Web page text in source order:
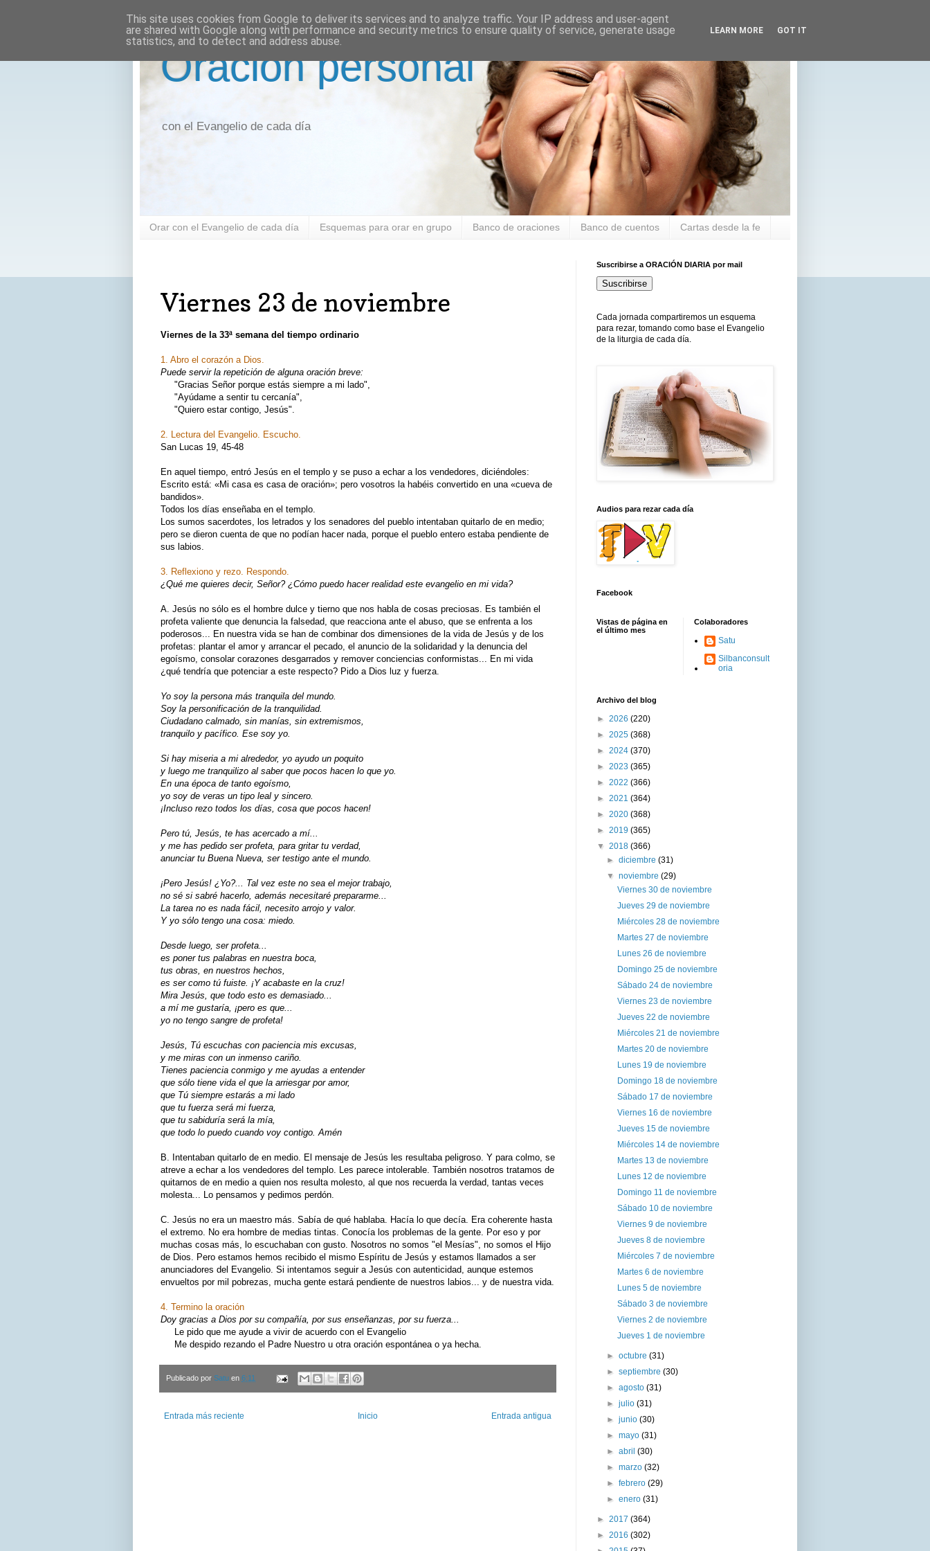
Oración personal
con el Evangelio de cada día
Orar con el Evangelio de cada día Esquemas para orar en grupo Banco de oraciones Banco de cuentos Cartas desde la fe
Viernes 23 de noviembre
Viernes de la 33ª semana del tiempo ordinario
1. Abro el corazón a Dios.
Puede servir la repetición de alguna oración breve:
"Gracias Señor porque estás siempre a mi lado",
"Ayúdame a sentir tu cercanía",
"Quiero estar contigo, Jesús".
2. Lectura del Evangelio. Escucho.
San Lucas 19, 45-48
En aquel tiempo, entró Jesús en el templo y se puso a echar a los vendedores, diciéndoles:
Escrito está: «Mi casa es casa de oración»; pero vosotros la habéis convertido en una «cueva de
bandidos».
Todos los días enseñaba en el templo.
Los sumos sacerdotes, los letrados y los senadores del pueblo intentaban quitarlo de en medio;
pero se dieron cuenta de que no podían hacer nada, porque el pueblo entero estaba pendiente de
sus labios.
3. Reflexiono y rezo. Respondo.
¿Qué me quieres decir, Señor? ¿Cómo puedo hacer realidad este evangelio en mi vida?
A. Jesús no sólo es el hombre dulce y tierno que nos habla de cosas preciosas. Es también el
profeta valiente que denuncia la falsedad, que reacciona ante el abuso, que se enfrenta a los
poderosos... En nuestra vida se han de combinar dos dimensiones de la vida de Jesús y de los
profetas: plantar el amor y arrancar el pecado, el anuncio de la solidaridad y la denuncia del
egoísmo, consolar corazones desgarrados y remover conciencias conformistas... En mi vida
¿qué tendría que potenciar a este respecto? Pido a Dios luz y fuerza.
Yo soy la persona más tranquila del mundo.
Soy la personificación de la tranquilidad.
Ciudadano calmado, sin manías, sin extremismos,
tranquilo y pacífico. Ese soy yo.
Si hay miseria a mi alrededor, yo ayudo un poquito
y luego me tranquilizo al saber que pocos hacen lo que yo.
En una época de tanto egoísmo,
yo soy de veras un tipo leal y sincero.
¡Incluso rezo todos los días, cosa que pocos hacen!
Pero tú, Jesús, te has acercado a mí...
y me has pedido ser profeta, para gritar tu verdad,
anunciar tu Buena Nueva, ser testigo ante el mundo.
¡Pero Jesús! ¿Yo?... Tal vez este no sea el mejor trabajo,
no sé si sabré hacerlo, además necesitaré prepararme...
La tarea no es nada fácil, necesito arrojo y valor.
Y yo sólo tengo una cosa: miedo.
Desde luego, ser profeta...
es poner tus palabras en nuestra boca,
tus obras, en nuestros hechos,
es ser como tú fuiste. ¡Y acabaste en la cruz!
Mira Jesús, que todo esto es demasiado...
a mí me gustaría, ¡pero es que...
yo no tengo sangre de profeta!
Jesús, Tú escuchas con paciencia mis excusas,
y me miras con un inmenso cariño.
Tienes paciencia conmigo y me ayudas a entender
que sólo tiene vida el que la arriesgar por amor,
que Tú siempre estarás a mi lado
que tu fuerza será mi fuerza,
que tu sabiduría será la mía,
que todo lo puedo cuando voy contigo. Amén
B. Intentaban quitarlo de en medio. El mensaje de Jesús les resultaba peligroso. Y para colmo, se
atreve a echar a los vendedores del templo. Les parece intolerable. También nosotros tratamos de
quitarnos de en medio a quien nos resulta molesto, al que nos recuerda la verdad, tantas veces
molesta... Lo pensamos y pedimos perdón.
C. Jesús no era un maestro más. Sabía de qué hablaba. Hacía lo que decía. Era coherente hasta
el extremo. No era hombre de medias tintas. Conocía los problemas de la gente. Por eso y por
muchas cosas más, lo escuchaban con gusto. Nosotros no somos "el Mesías", no somos el Hijo
de Dios. Pero estamos hemos recibido el mismo Espíritu de Jesús y estamos llamados a ser
anunciadores del Evangelio. Si intentamos seguir a Jesús con autenticidad, aunque estemos
envueltos por mil pobrezas, mucha gente estará pendiente de nuestros labios... y de nuestra vida.
4. Termino la oración
Doy gracias a Dios por su compañía, por sus enseñanzas, por su fuerza...
Le pido que me ayude a vivir de acuerdo con el Evangelio
Me despido rezando el Padre Nuestro u otra oración espontánea o ya hecha.
Publicado por Satu en 6:11
Entrada más reciente Entrada antigua
Inicio
Suscribirse a ORACIÓN DIARIA por mail
Suscribirse
Cada jornada compartiremos un esquema
para rezar, tomando como base el Evangelio
de la liturgia de cada día.
Audios para rezar cada día
Facebook
Vistas de página en
el último mes
Colaboradores
Satu
Silbanconsult
oria
Archivo del blog
► 2026 (220)
► 2025 (368)
► 2024 (370)
► 2023 (365)
► 2022 (366)
► 2021 (364)
► 2020 (368)
► 2019 (365)
▼ 2018 (366)
►diciembre(31)
▼noviembre(29)
Viernes 30 de noviembre
Jueves 29 de noviembre
Miércoles 28 de noviembre
Martes 27 de noviembre
Lunes 26 de noviembre
Domingo 25 de noviembre
Sábado 24 de noviembre
Viernes 23 de noviembre
Jueves 22 de noviembre
Miércoles 21 de noviembre
Martes 20 de noviembre
Lunes 19 de noviembre
Domingo 18 de noviembre
Sábado 17 de noviembre
Viernes 16 de noviembre
Jueves 15 de noviembre
Miércoles 14 de noviembre
Martes 13 de noviembre
Lunes 12 de noviembre
Domingo 11 de noviembre
Sábado 10 de noviembre
Viernes 9 de noviembre
Jueves 8 de noviembre
Miércoles 7 de noviembre
Martes 6 de noviembre
Lunes 5 de noviembre
Sábado 3 de noviembre
Viernes 2 de noviembre
Jueves 1 de noviembre
►octubre(31)
►septiembre(30)
►agosto(31)
►julio(31)
►junio(30)
►mayo(31)
►abril(30)
►marzo(32)
►febrero(29)
►enero(31)
► 2017 (364)
► 2016 (302)
This site uses cookies from Google to deliver its services and to analyze traffic. Your IP address and user-agent
are shared with Google along with performance and security metrics to ensure quality of service, generate usage
statistics, and to detect and address abuse.
LEARN MORE GOT IT